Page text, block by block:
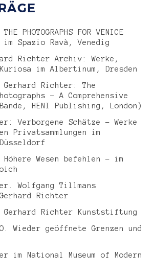
PHOTOGRAPHS FOR VENICE
im Spazio Ravà, Venedig
Richter Archiv: Werke,
im Albertinum, Dresden
Gerhard Richter: The
– A Comprehensive
HENI Publishing, London)
Verborgene Schätze – Werke
Privatsammlungen im
Wesen befehlen – im
Wolfgang Tillmans
Richter
Gerhard Richter Kunststiftung
Wieder geöffnete Grenzen und
im National Museum of Modern